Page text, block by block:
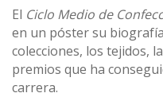
El Ciclo Medio de
en un póster su
colecciones, los tejidos,
premios que ha
carrera.